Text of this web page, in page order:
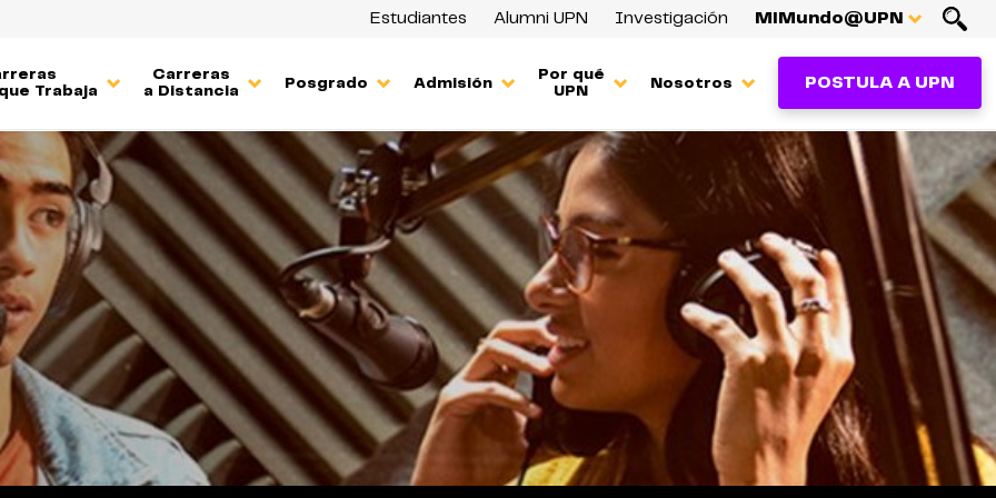
Estudiantes Alumni UPN Investigación MiMundo@UPN
Trabaja
Carreras
a Distancia
Posgrado Admisión
Por qué
UPN
Nosotros POSTULA A UPN